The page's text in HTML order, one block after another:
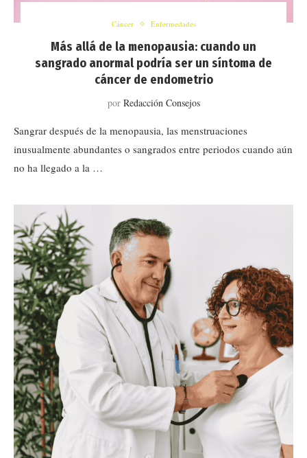
Cáncer Enfermedades
Más allá de la menopausia: cuando un
sangrado anormal podría ser un síntoma de
cáncer de endometrio
por Redacción Consejos
Sangrar después de la menopausia, las menstruaciones
inusualmente abundantes o sangrados entre periodos cuando aún
no ha llegado a la …